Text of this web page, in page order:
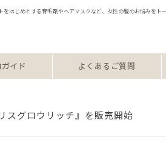
はじめとする育毛剤やヘアマスクなど、女性の髪のお悩みをトー
イド よくあるご質問
スグロウリッチ』を販売開始